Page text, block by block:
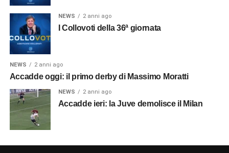
NEWS 2 anni ago
I Collovoti della 36ª giornata
NEWS 2 anni ago
Accadde oggi: il primo derby di Massimo Moratti
NEWS 2 anni ago
Accadde ieri: la Juve demolisce il Milan